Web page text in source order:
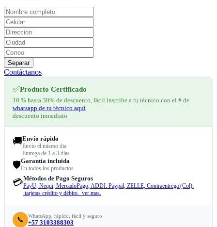
Separar
Contáctanos
✅Producto Certificado
10 % hasta 30% de descuento, fácil inscribe a tu técnico con el # de
whatsapp de tu técnico aquí
descuento inmediato
🚚Envío rápido
Envío el mismo dia
Entrega de 1 a 3 días
🛡️Garantía incluida
En todos los productos
💳Métodos de Pago Seguros
PayU, Nequi, MercadoPago, ADDI. Paypal, ZELLE, Contraentrega (Col).
tarjetas crédito y débito. ver mas..
📞 WhatsApp, rápido, fácil y seguro
+57 3103388303